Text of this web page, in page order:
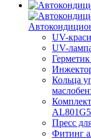
UV-
UV-
Кольца
Пресс
Фитинг